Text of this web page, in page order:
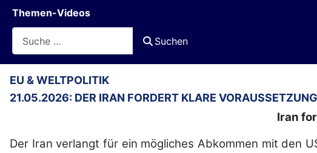
Themen-Videos
Suchen
EU & WELTPOLITIK
21.05.2026: DER IRAN FORDERT KLARE
Iran
Der Iran verlangt für ein mögliches Abkommen mit den